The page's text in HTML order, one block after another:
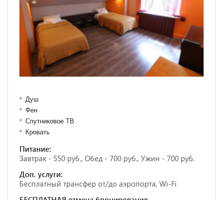
Душ
Фен
Спутниковое ТВ
Кровать
Питание:
Завтрак - 550 руб., Обед - 700 руб., Ужин - 700 руб.
Доп. услуги:
Бесплатный трансфер от/до аэропорта, Wi-Fi